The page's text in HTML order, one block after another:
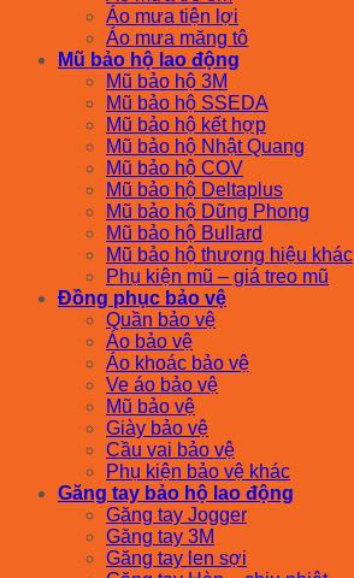
Áo mưa tiện lợi
Áo mưa măng tô
Mũ bảo hộ lao động
Mũ bảo hộ 3M
Mũ bảo hộ SSEDA
Mũ bảo hộ kết hợp
Mũ bảo hộ Nhật Quang
Mũ bảo hộ COV
Mũ bảo hộ Deltaplus
Mũ bảo hộ Dũng Phong
Mũ bảo hộ Bullard
Mũ bảo hộ thương hiệu khác
Phụ kiện mũ – giá treo mũ
Đồng phục bảo vệ
Quần bảo vệ
Áo bảo vệ
Áo khoác bảo vệ
Ve áo bảo vệ
Mũ bảo vệ
Giày bảo vệ
Cầu vai bảo vệ
Phụ kiện bảo vệ khác
Găng tay bảo hộ lao động
Găng tay Jogger
Găng tay 3M
Găng tay len sợi